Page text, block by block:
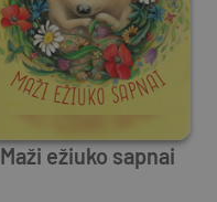
Maži ežiuko sapnai